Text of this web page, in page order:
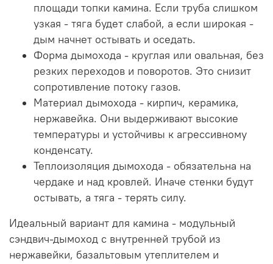
площади топки камина. Если труба слишком
узкая - тяга будет слабой, а если широкая -
дым начнет остывать и оседать.
Форма дымохода - круглая или овальная, без
резких переходов и поворотов. Это снизит
сопротивление потоку газов.
Материал дымохода - кирпич, керамика,
нержавейка. Они выдерживают высокие
температуры и устойчивы к агрессивному
конденсату.
Теплоизоляция дымохода - обязательна на
чердаке и над кровлей. Иначе стенки будут
остывать, а тяга - терять силу.
Идеальный вариант для камина - модульный
сэндвич-дымоход с внутренней трубой из
нержавейки, базальтовым утеплителем и